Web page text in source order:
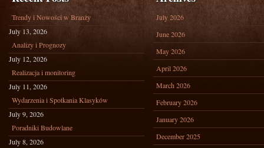
Trendy i Nowości w Branży
July 13, 2026
Analizy i Prognozy
July 12, 2026
Realizacja i monitoring
July 11, 2026
Wydarzenia i Spotkania Klasyków
July 9, 2026
Poradniki Budowlane
July 8, 2026
July 2026
June 2026
May 2026
April 2026
March 2026
February 2026
January 2026
December 2025